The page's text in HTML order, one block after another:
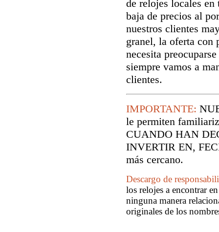
de relojes locales
baja de precios al
nuestros clientes
granel, la oferta con
necesita
siempre vamos a
clientes.
IMPORTANTE:
le permiten
CUANDO HAN
INVERTIR EN,
más cercano.
Descargo de
los relojes a encontrar
ninguna manera
originales de los